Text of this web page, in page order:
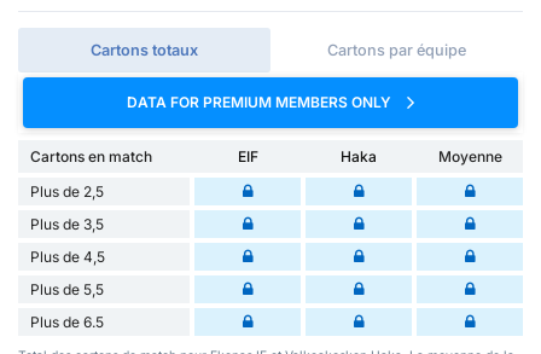
Cartons totaux Cartons par équipe
DATA FOR PREMIUM MEMBERS ONLY
Cartons en match EIF Haka
Moyenne
Plus de 2,5
Plus de 3,5
Plus de 4,5
Plus de 5,5
Plus de 6.5